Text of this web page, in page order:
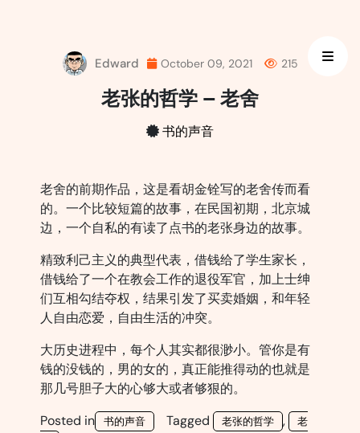
Edward October 09, 2021 215
老张的哲学 – 老舍
书的声音
老舍的前期作品，这是看胡金铨写的老舍传而看
的。一个比较短篇的故事，在民国初期，北京城
边，一个自私的有读了点书的老张身边的故事。
精致利己主义的典型代表，借钱给了学生家长，
借钱给了一个在教会工作的退役军官，加上士绅
们互相勾结夺权，结果引发了买卖婚姻，和年轻
人自由恋爱，自由生活的冲突。
大历史进程中，每个人其实都很渺小。管你是有
钱的没钱的，男的女的，真正能推得动的也就是
那几号胆子大的心够大或者够狠的。
Posted in
书的声音 Tagged 老张的哲学 ,
老